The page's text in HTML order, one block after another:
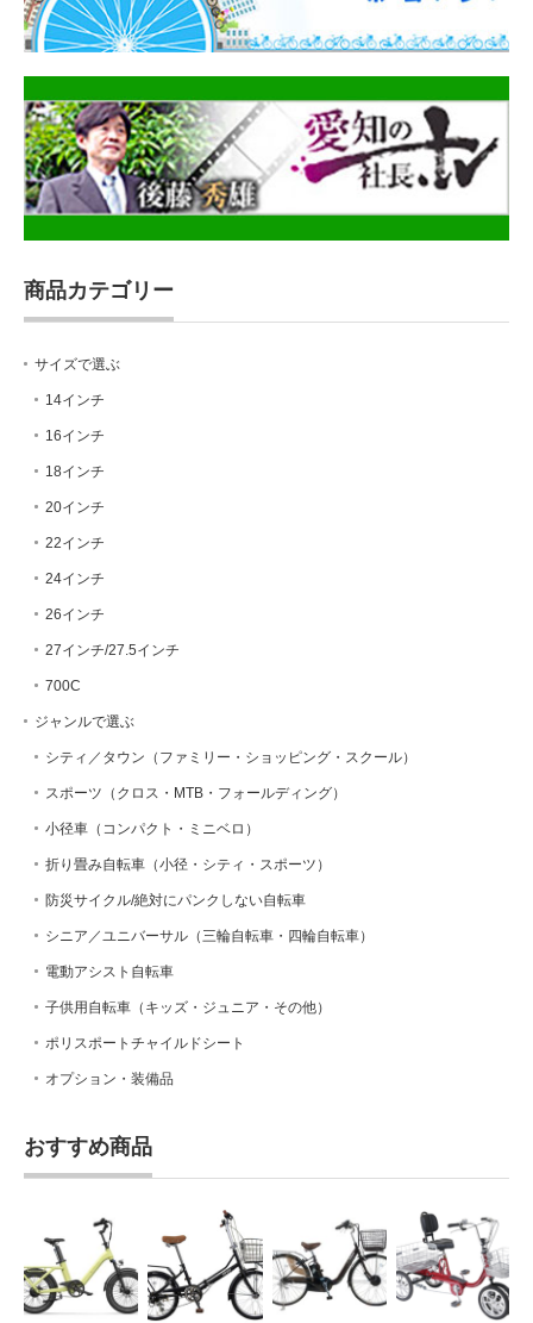
商品カテゴリー
サイズで選ぶ
14インチ
16インチ
18インチ
20インチ
22インチ
24インチ
26インチ
27インチ/27.5インチ
700C
ジャンルで選ぶ
シティ／タウン（ファミリー・ショッピング・スクール）
スポーツ（クロス・MTB・フォールディング）
小径車（コンパクト・ミニベロ）
折り畳み自転車（小径・シティ・スポーツ）
防災サイクル/絶対にパンクしない自転車
シニア／ユニバーサル（三輪自転車・四輪自転車）
電動アシスト自転車
子供用自転車（キッズ・ジュニア・その他）
ポリスポートチャイルドシート
オプション・装備品
おすすめ商品